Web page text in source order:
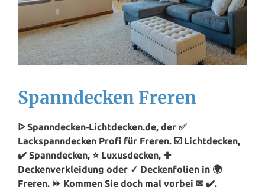
Spanndecken Freren
ᐅ Spanndecken-Lichtdecken.de, der ✅
Lackspanndecken Profi für Freren. ☑️ Lichtdecken,
✔️ Spanndecken, ⭐ Luxusdecken, ✚
Deckenverkleidung oder ✓ Deckenfolien in 🌍
Freren. ⏩ Kommen Sie doch mal vorbei ✉ ✔️.